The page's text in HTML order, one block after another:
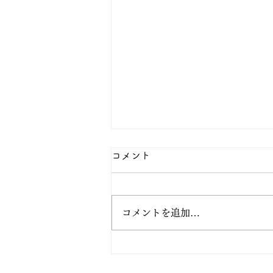
コメント
コメントを追加…